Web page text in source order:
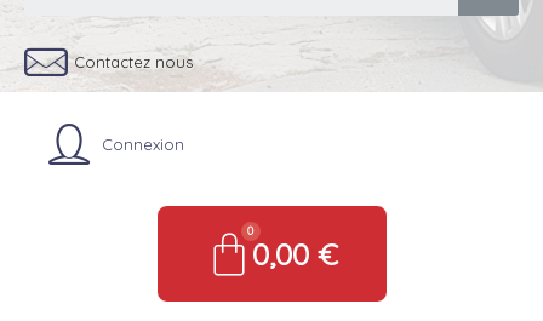
Contactez nous
Connexion
0,00 €